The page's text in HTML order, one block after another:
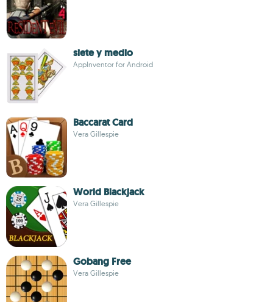
siete y medio
AppInventor for Android
Baccarat Card
Vera Gillespie
World Blackjack
Vera Gillespie
Gobang Free
Vera Gillespie